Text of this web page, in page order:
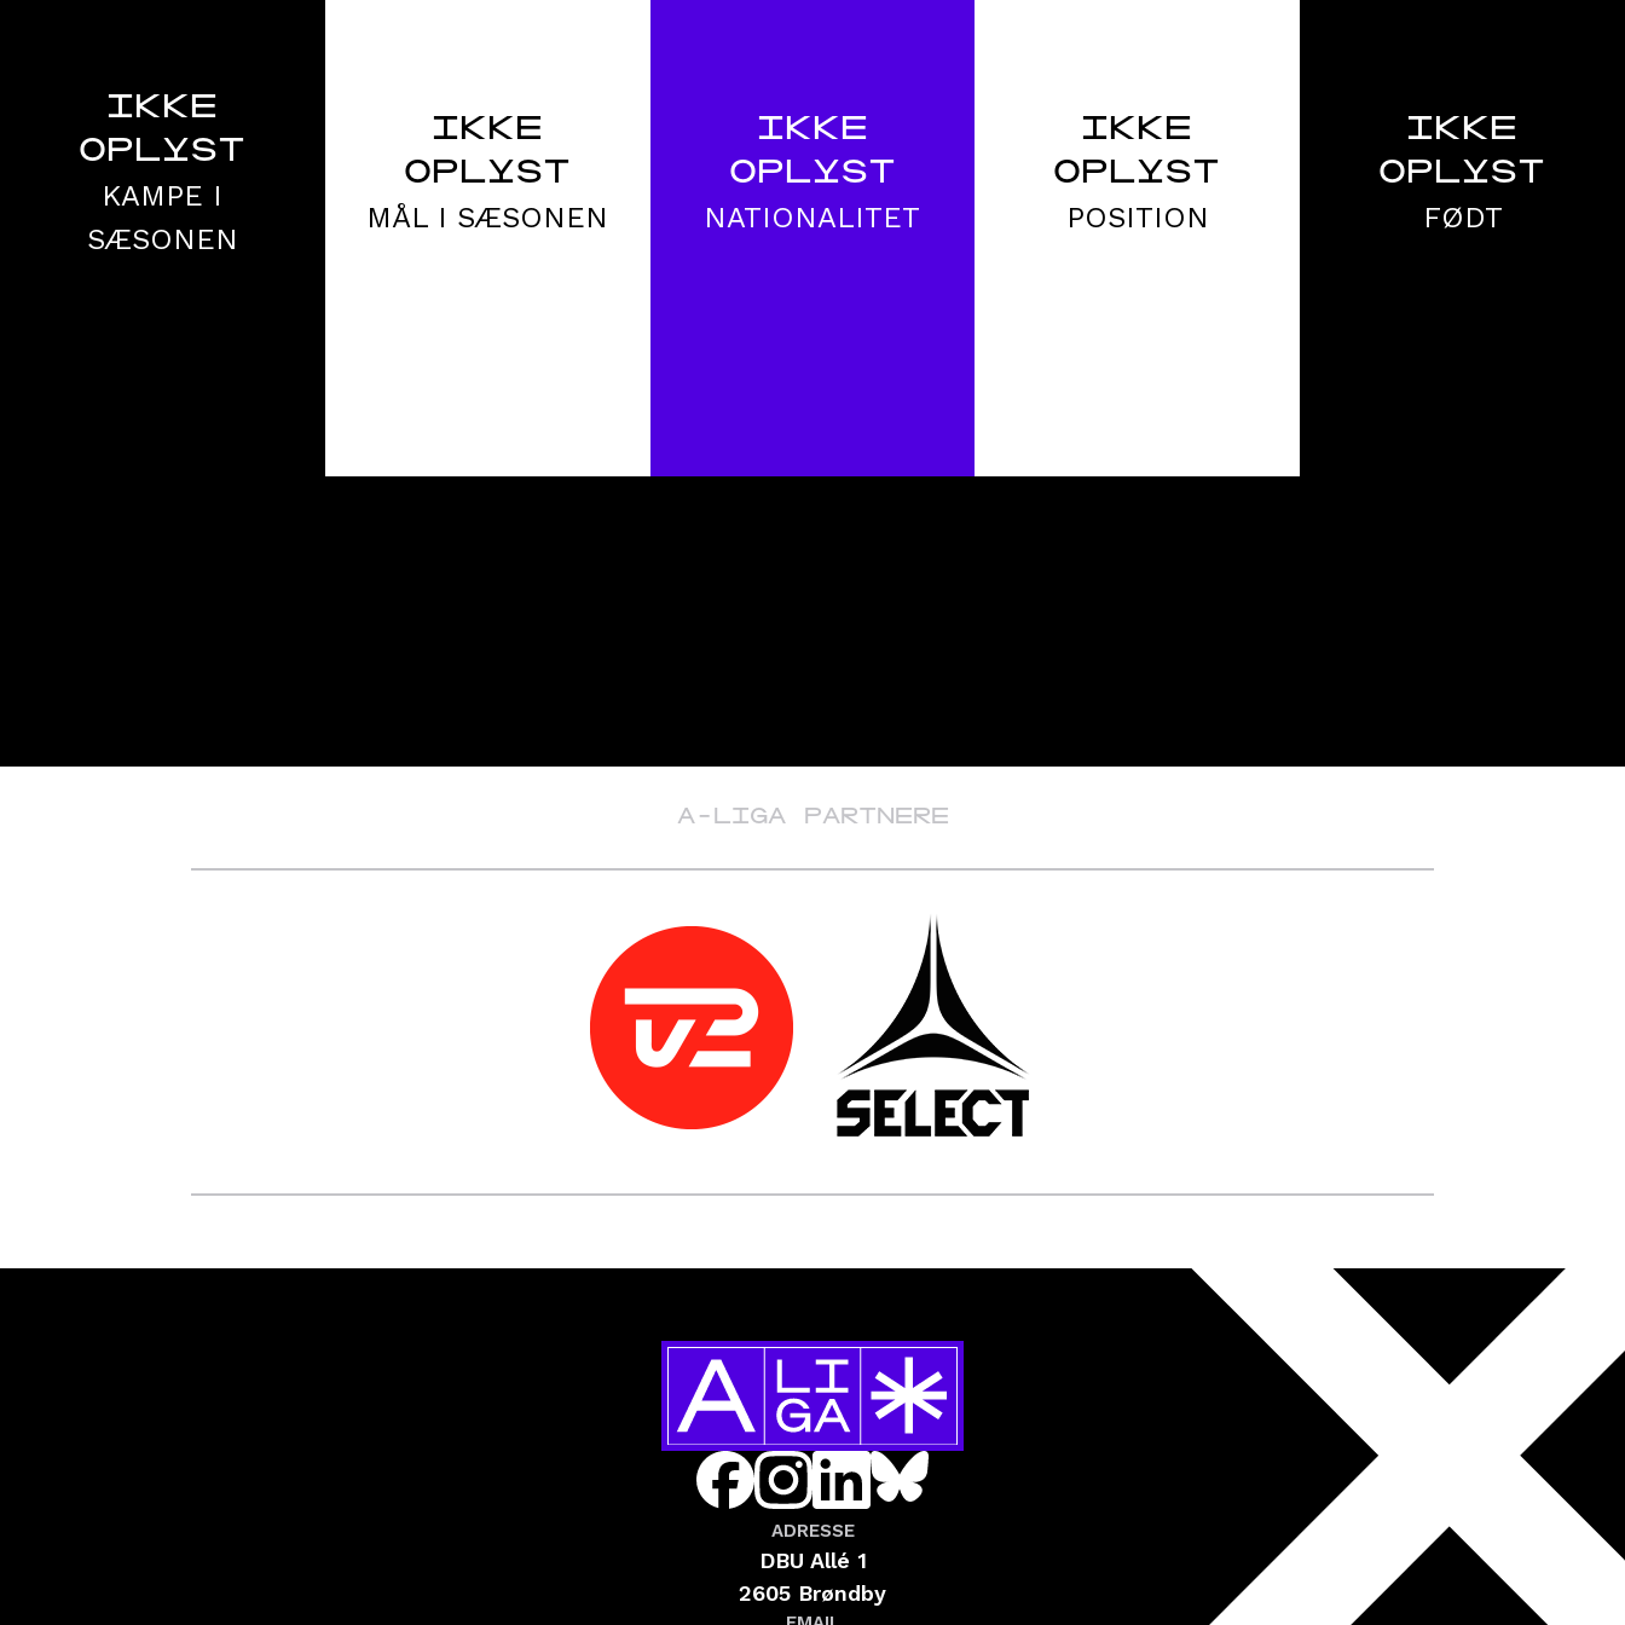
IKKE
OPLYST
KAMPE I
SÆSONEN
IKKE
OPLYST
MÅL I SÆSONEN
IKKE
OPLYST
NATIONALITET
IKKE
OPLYST
POSITION
IKKE
OPLYST
FØDT
A-LIGA PARTNERE
ADRESSE
DBU Allé 1
2605 Brøndby